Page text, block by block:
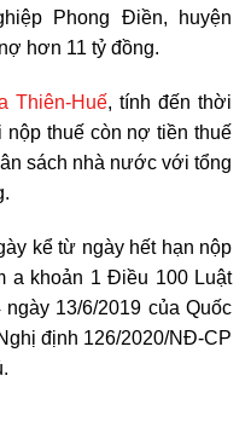
Phong Điền, huyện
hơn 11 tỷ đồng.
Thiên-Huế, tính đến thời
thuế còn nợ tiền thuế
sách nhà nước với tổng
kể từ ngày hết hạn nộp
a khoản 1 Điều 100 Luật
13/6/2019 của Quốc
định 126/2020/NĐ-CP